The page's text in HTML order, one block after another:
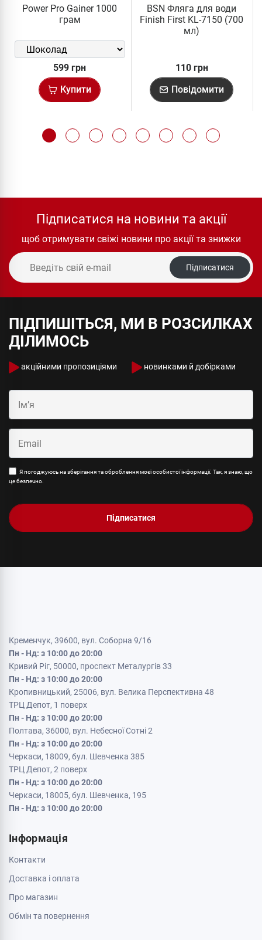
Power Pro Gainer 1000
грам
599 грн
Купити
BSN Фляга для води
Finish First KL-7150 (700
мл)
110 грн
Повідомити
Підписатися на новини та акції
щоб отримувати свіжі новини про акції та знижки
Підписатися
ПІДПИШІТЬСЯ, МИ В РОЗСИЛКАХ
ДІЛИМОСЬ
акційними пропозиціями новинками й добірками
Я погоджуюсь на зберігання та оброблення моєї особистої інформації. Так, я знаю, що
це безпечно.
Підписатися
Кременчук, 39600, вул. Соборна 9/16
Пн - Нд: з 10:00 до 20:00
Кривий Ріг, 50000, проспект Металургів 33
Кропивницький, 25006, вул. Велика Перспективна 48
Полтава, 36000, вул. Небесної Сотні 2
Пн - Нд: з 10:00 до 20:00
ТРЦ Депот, 2 поверх